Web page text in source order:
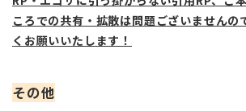
ころでの共有・拡散は問題ございませんの
くお願いいたします！
その他